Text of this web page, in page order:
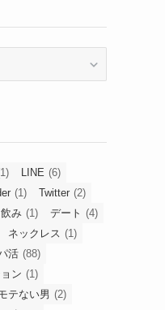
LINE (6)
(1) Twitter (2)
み (1) デート (4)
ネックレス (1)
活 (88)
ン (1)
テない男 (2)